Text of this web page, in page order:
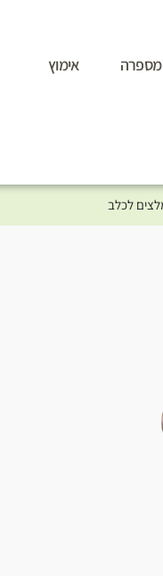
מספרה אימוץ